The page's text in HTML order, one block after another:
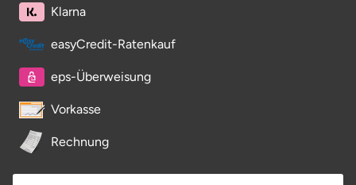
Klarna
easyCredit-Ratenkauf
eps-Überweisung
Vorkasse
Rechnung
Odenwald
Oder-Spree
Oldenburg
Osnabrück